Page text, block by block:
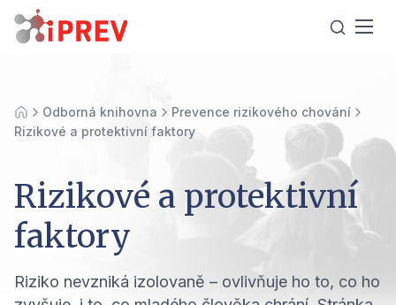
ÚvodOdborná knihovna
Prevence rizikového chování
Rizikové a protektivní faktory
Rizikové a protektivní
faktory
Riziko nevzniká izolovaně – ovlivňuje ho to, co ho